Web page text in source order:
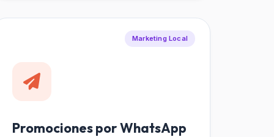
Marketing Local
Promociones por WhatsApp